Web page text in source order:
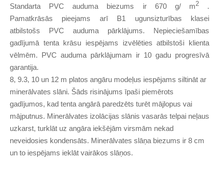
Standarta PVC auduma biezums ir 670 g/ m2 .
Pamatkrāsās pieejams arī B1 ugunsizturības klasei
atbilstošs PVC auduma pārklājums. Nepieciešamības
gadījumā tenta krāsu iespējams izvēlēties atbilstoši klienta
vēlmēm. PVC auduma pārklājumam ir 10 gadu progresīvā
garantija.
8, 9.3, 10 un 12 m platos angāru modeļus iespējams siltināt ar
minerālvates slāni. Šāds risinājums īpaši piemērots
gadījumos, kad tenta angārā paredzēts turēt mājlopus vai
mājputnus. Minerālvates izolācijas slānis vasarās telpai neļaus
uzkarst, turklāt uz angāra iekšējām virsmām nekad
neveidosies kondensāts. Minerālvates slāņa biezums ir 8 cm
un to iespējams ieklāt vairākos slāņos.